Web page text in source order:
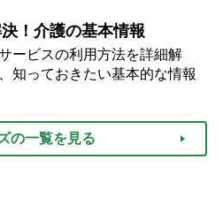
！介護の基本情報
ービスの利用方法を詳細解
知っておきたい基本的な情報
の一覧を見る